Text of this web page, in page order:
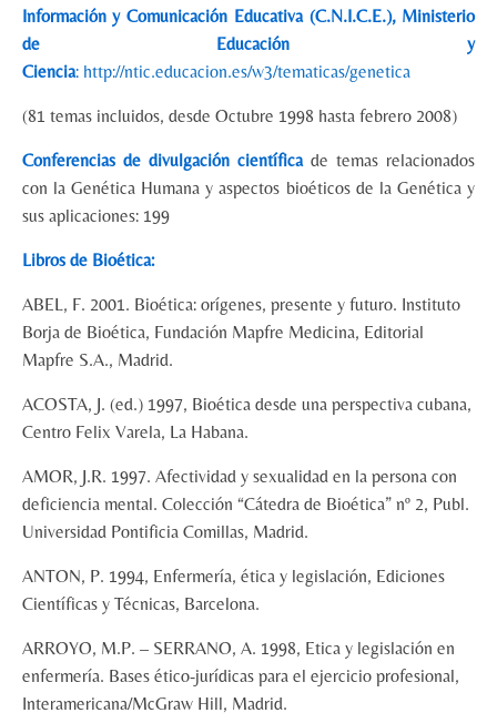
Información y Comunicación Educativa (C.N.I.C.E.), Ministerio
de Educación y
Ciencia: http://ntic.educacion.es/w3/tematicas/genetica
(81 temas incluidos, desde Octubre 1998 hasta febrero 2008)
Conferencias de divulgación científicade temas relacionados
con la Genética Humana y aspectos bioéticos de la Genética y
sus aplicaciones: 199
Libros de Bioética:
ABEL, F. 2001. Bioética: orígenes, presente y futuro. Instituto
Borja de Bioética, Fundación Mapfre Medicina, Editorial
Mapfre S.A., Madrid.
ACOSTA, J. (ed.) 1997, Bioética desde una perspectiva cubana,
Centro Felix Varela, La Habana.
AMOR, J.R. 1997. Afectividad y sexualidad en la persona con
deficiencia mental. Colección “Cátedra de Bioética” nº 2, Publ.
Universidad Pontificia Comillas, Madrid.
ANTON, P. 1994, Enfermería, ética y legislación, Ediciones
Científicas y Técnicas, Barcelona.
ARROYO, M.P. – SERRANO, A. 1998, Etica y legislación en
enfermería. Bases ético-jurídicas para el ejercicio profesional,
Interamericana/McGraw Hill, Madrid.